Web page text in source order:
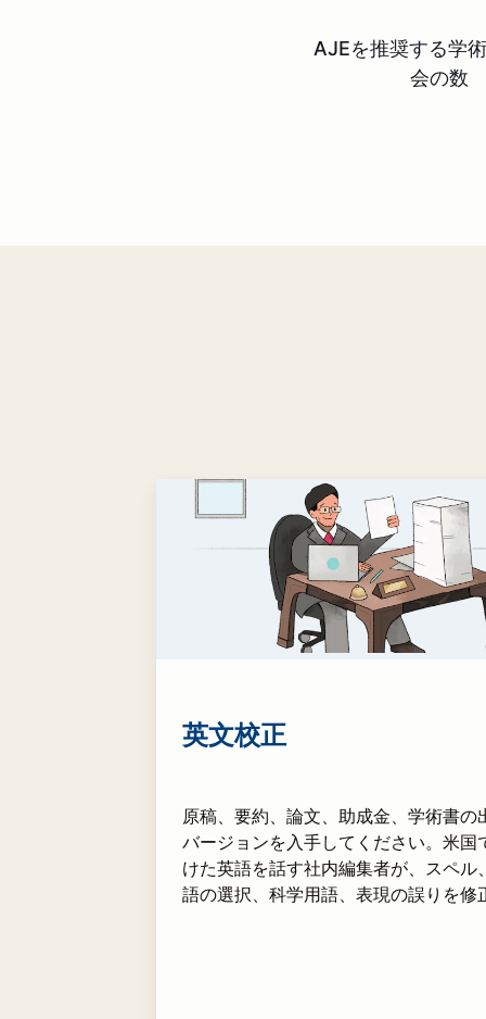
AJEを推奨する学
会の数
英文校正
原稿、要約、論文、助成金、学術書の
バージョンを入手してください。米国
けた英語を話す社内編集者が、スペル
語の選択、科学用語、表現の誤りを修